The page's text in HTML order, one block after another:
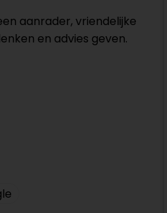
aanrader, vriendelijke
en advies geven.